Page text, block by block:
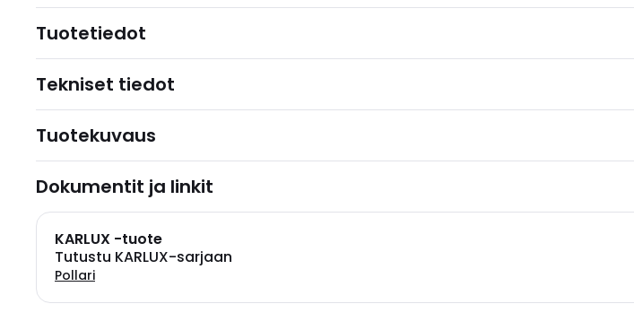
Tuotetiedot
Tekniset tiedot
Tuotekuvaus
Dokumentit ja linkit
KARLUX -tuote
Tutustu KARLUX-sarjaan
Pollari